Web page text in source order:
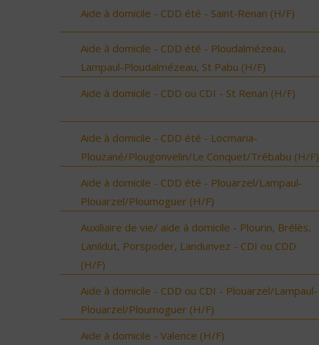
Aide à domicile - CDD été - Saint-Renan (H/F)
Aide à domicile - CDD été - Ploudalmézeau,
Lampaul-Ploudalmézeau, St Pabu (H/F)
Aide à domicile - CDD ou CDI - St Renan (H/F)
Aide à domicile - CDD été - Locmaria-
Plouzané/Plougonvelin/Le Conquet/Trébabu (H/F)
Aide à domicile - CDD été - Plouarzel/Lampaul-
Plouarzel/Ploumoguer (H/F)
Auxiliaire de vie/ aide à domicile - Plourin, Brélès,
Lanildut, Porspoder, Landunvez - CDI ou CDD
(H/F)
Aide à domicile - CDD ou CDI - Plouarzel/Lampaul-
Plouarzel/Ploumoguer (H/F)
Aide à domicile - Valence (H/F)